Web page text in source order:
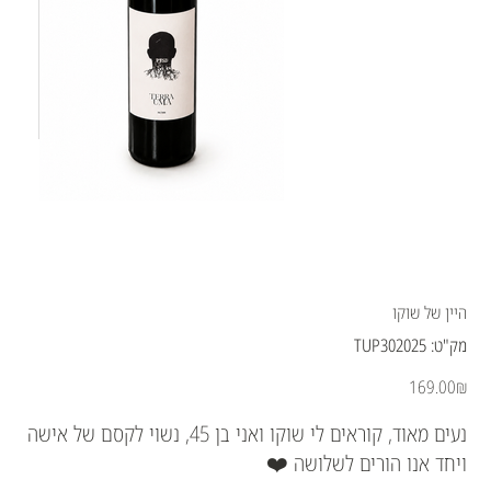
היין של שוקו
מק"ט:
מק"ט
TUP302025
TUP302025
מחיר ‏169.00 ‏₪
נעים מאוד, קוראים לי שוקו ואני בן 45, נשוי לקסם של אישה
ויחד אנו הורים לשלושה ❤️